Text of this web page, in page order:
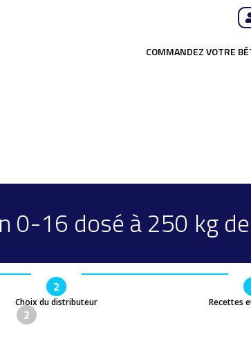
COMMANDEZ VOTRE
0-16 dosé à 250 kg
2
Choix du distributeur Recettes
2